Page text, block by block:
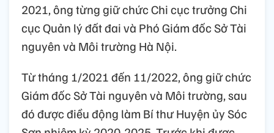
2021, ông từng giữ chức Chi cục trưởng Chi
cục Quản lý đất đai và Phó Giám đốc Sở Tài
nguyên và Môi trường Hà Nội.
Từ tháng 1/2021 đến 11/2022, ông giữ chức
Giám đốc Sở Tài nguyên và Môi trường, sau
đó được điều động làm Bí thư Huyện ủy Sóc